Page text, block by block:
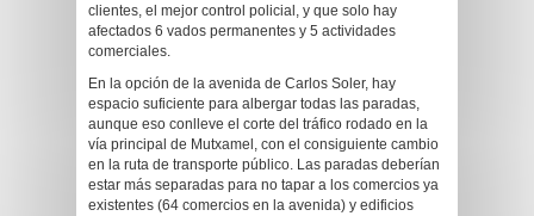
clientes, el mejor control policial, y que solo hay
afectados 6 vados permanentes y 5 actividades
comerciales.
En la opción de la avenida de Carlos Soler, hay
espacio suficiente para albergar todas las paradas,
aunque eso conlleve el corte del tráfico rodado en la
vía principal de Mutxamel, con el consiguiente cambio
en la ruta de transporte público. Las paradas deberían
estar más separadas para no tapar a los comercios ya
existentes (64 comercios en la avenida) y edificios